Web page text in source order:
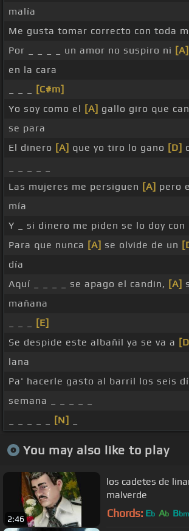
malía
Me gusta tomar correcto con toda
Por _ _ _ _ un amor no suspiro ni [A]
en la cara
[C#m]
Yo soy como el [A] gallo giro que
se para
El dinero [A] que yo tiro lo gano [D]
Las mujeres me persiguen [A] pero
mía
Y _ si dinero me piden se lo doy con
Para que nunca [A] se olvide de un
día
Aquí _ _ _ _ se apago el candin, [A]
mañana
[E]
Se despide este albañil ya se va a
lana
Pa' hacerle gasto al barril los seis
semana _ _ _ _ _
[N]
You may also like to play
2:46
los cadetes de
malverde
Chords: Eb Ab Bbm